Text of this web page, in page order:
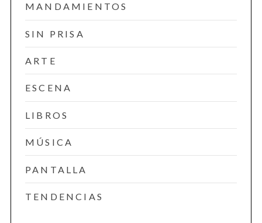
MANDAMIENTOS
SIN PRISA
ARTE
ESCENA
LIBROS
MÚSICA
PANTALLA
TENDENCIAS